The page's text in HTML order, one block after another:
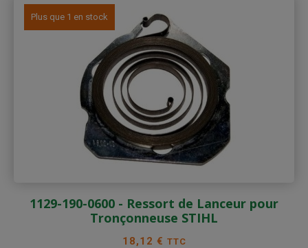
Plus que 1 en stock
1129-190-0600 - Ressort de Lanceur pour
Tronçonneuse STIHL
Prix
18,12 € TTC